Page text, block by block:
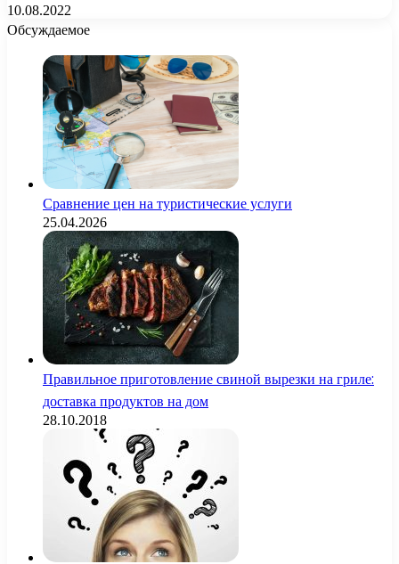
10.08.2022
Обсуждаемое
Сравнение цен на туристические услуги
25.04.2026
Правильное приготовление свиной вырезки на гриле:
доставка продуктов на дом
28.10.2018